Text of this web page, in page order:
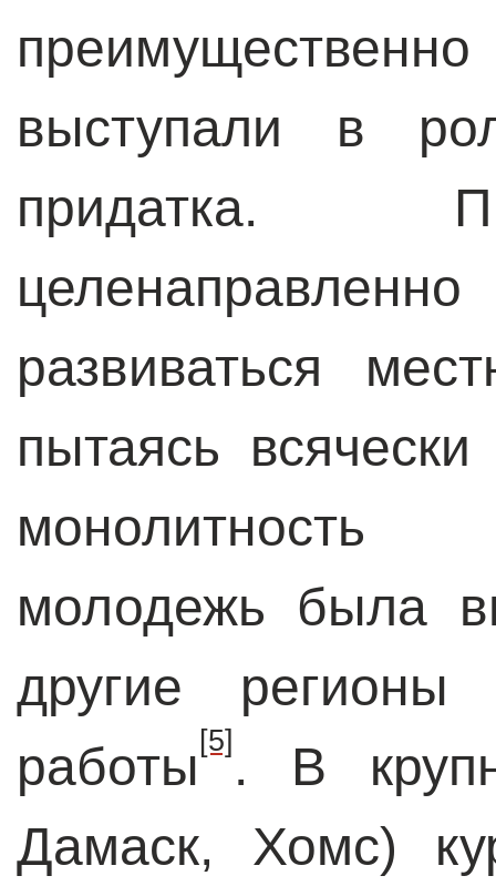
выступали в
придатка.
развиваться
пытаясь
монолитность
молодежь была
другие
работы [5] . В
Дамаск, Хомс)